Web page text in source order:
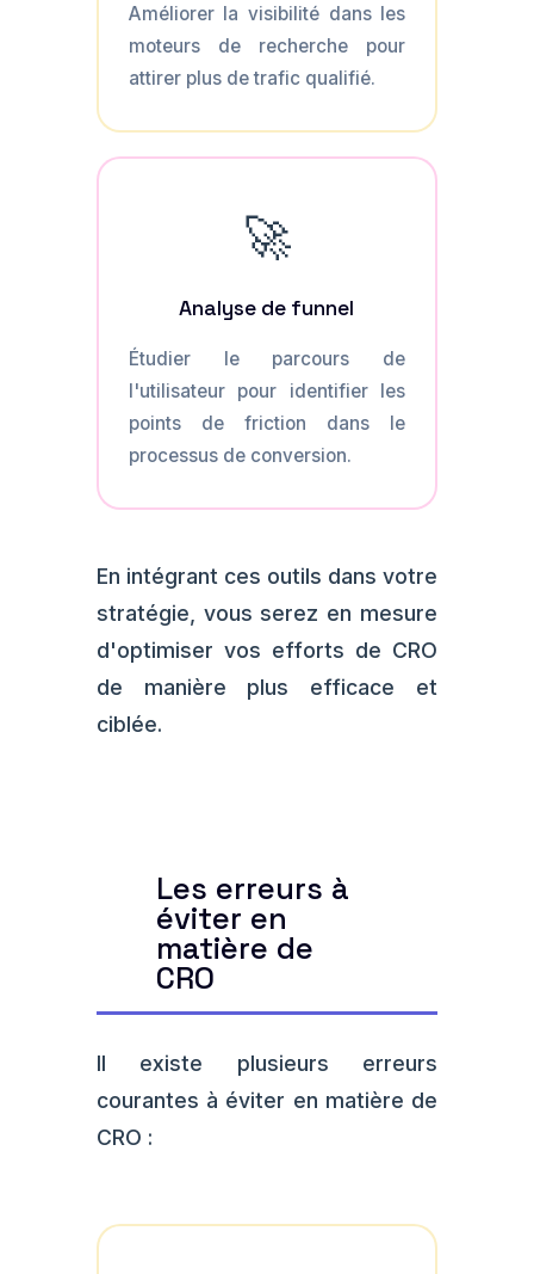
Améliorer la visibilité dans les
moteurs de recherche pour
attirer plus de trafic qualifié.
🚀
Analyse de funnel
Étudier le parcours de
l'utilisateur pour identifier les
points de friction dans le
processus de conversion.
En intégrant ces outils dans votre
stratégie, vous serez en mesure
d'optimiser vos efforts de CRO
de manière plus efficace et
ciblée.
Les erreurs à
éviter en
matière de
CRO
Il existe plusieurs erreurs
courantes à éviter en matière de
CRO :